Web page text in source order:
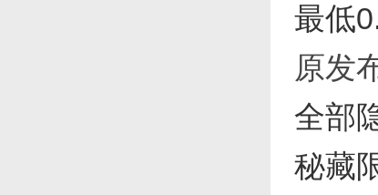
最低
原发
全部
秘藏